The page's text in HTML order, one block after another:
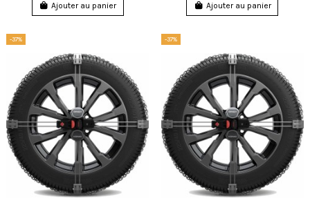
Ajouter au panier Ajouter au panier
-37% -37%